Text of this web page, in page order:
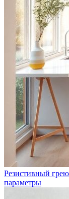
Резистивный
параметры